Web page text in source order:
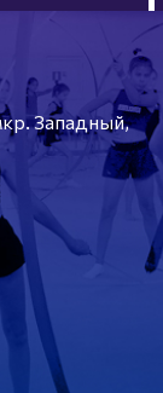
Западный,